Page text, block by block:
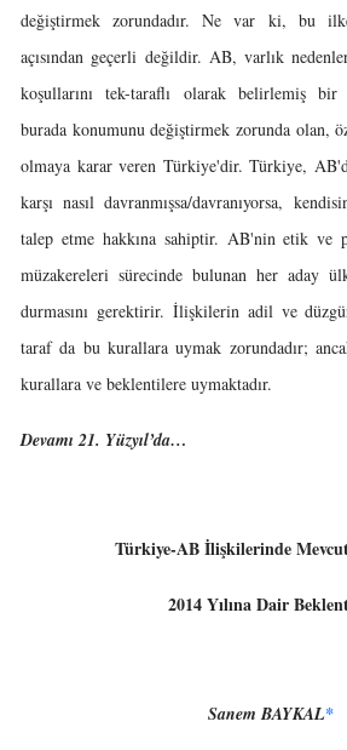
değiştirmek zorundadır. Ne var ki, bu
açısından geçerli değildir. AB, varlık
koşullarını tek-taraflı olarak belirlemiş bir
burada konumunu değiştirmek zorunda olan,
olmaya karar veren Türkiye'dir. Türkiye,
karşı nasıl davranmışsa/davranıyorsa,
talep etme hakkına sahiptir. AB'nin etik ve
müzakereleri sürecinde bulunan her aday
durmasını gerektirir. İlişkilerin adil ve
taraf da bu kurallara uymak zorundadır;
kurallara ve beklentilere uymaktadır.
Devamı 21. Yüzyıl’da…
Türkiye-AB İlişkilerinde
2014 Yılına Dair
Sanem BAYKAL*